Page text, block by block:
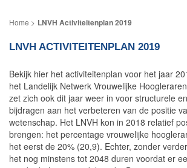
LNVH Activiteitenplan 2019
LNVH ACTIVITEITENPLAN 2019
Bekijk hier het activiteitenplan voor het jaar
het Landelijk Netwerk Vrouwelijke
zet zich ook dit jaar weer in voor structurele
bijdragen aan het verbeteren van de positie
wetenschap. Het LNVH kon in 2018 relatief
brengen: het percentage vrouwelijke
het eerst de 20% (20,9). Echter, zonder
het nog minstens tot 2048 duren voordat er